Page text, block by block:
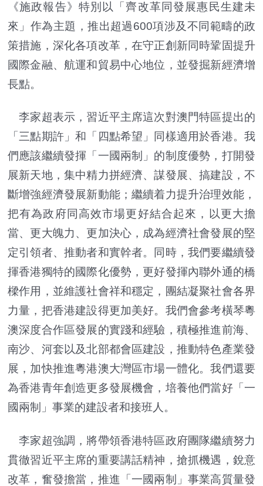
《施政報告》特別以「齊改革同發展惠民生建未
來」作為主題，推出超過600項涉及不同範疇的政
策措施，深化各項改革，在守正創新同時鞏固提升
國際金融、航運和貿易中心地位，並發掘新經濟增
長點。
李家超表示，習近平主席這次對澳門特區提出的
「三點期許」和「四點希望」同樣適用於香港。我
們應該繼續發揮「一國兩制」的制度優勢，打開發
展新天地，集中精力拼經濟、謀發展、搞建設，不
斷增強經濟發展新動能；繼續着力提升治理效能，
把有為政府同高效市場更好結合起來，以更大擔
當、更大魄力、更加決心，成為經濟社會發展的堅
定引領者、推動者和實幹者。同時，我們要繼續發
揮香港獨特的國際化優勢，更好發揮內聯外通的橋
樑作用，並維護社會祥和穩定，團結凝聚社會各界
力量，把香港建設得更加美好。我們會參考橫琴粵
澳深度合作區發展的實踐和經驗，積極推進前海、
南沙、河套以及北部都會區建設，推動特色產業發
展，加快推進粵港澳大灣區市場一體化。我們還要
為香港青年創造更多發展機會，培養他們當好「一
國兩制」事業的建設者和接班人。
李家超強調，將帶領香港特區政府團隊繼續努力
貫徹習近平主席的重要講話精神，搶抓機遇，銳意
改革，奮發擔當，推進「一國兩制」事業高質量發